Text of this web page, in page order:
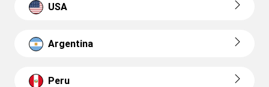
USA
Argentina
Peru